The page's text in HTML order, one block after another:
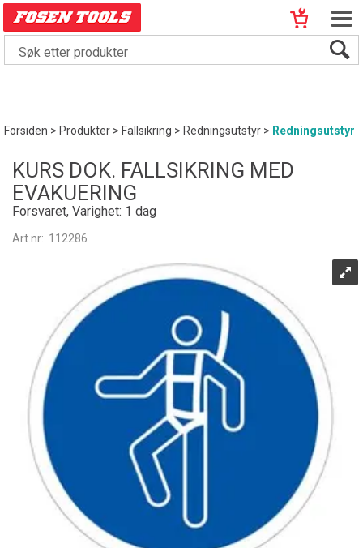
Forsiden>Produkter>Fallsikring>Redningsutstyr> Redningsutstyr
KURS DOK. FALLSIKRING MED
EVAKUERING
Forsvaret, Varighet: 1 dag
Art.nr: 112286